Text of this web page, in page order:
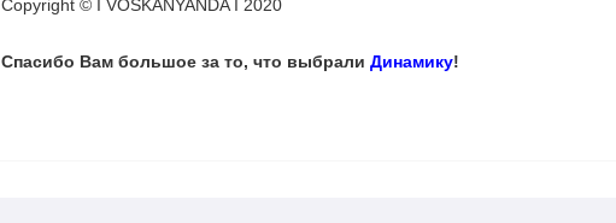
Copyright © I VOSKANYANDA I 2020
Спасибо Вам большое за то, что выбрали Динамику!